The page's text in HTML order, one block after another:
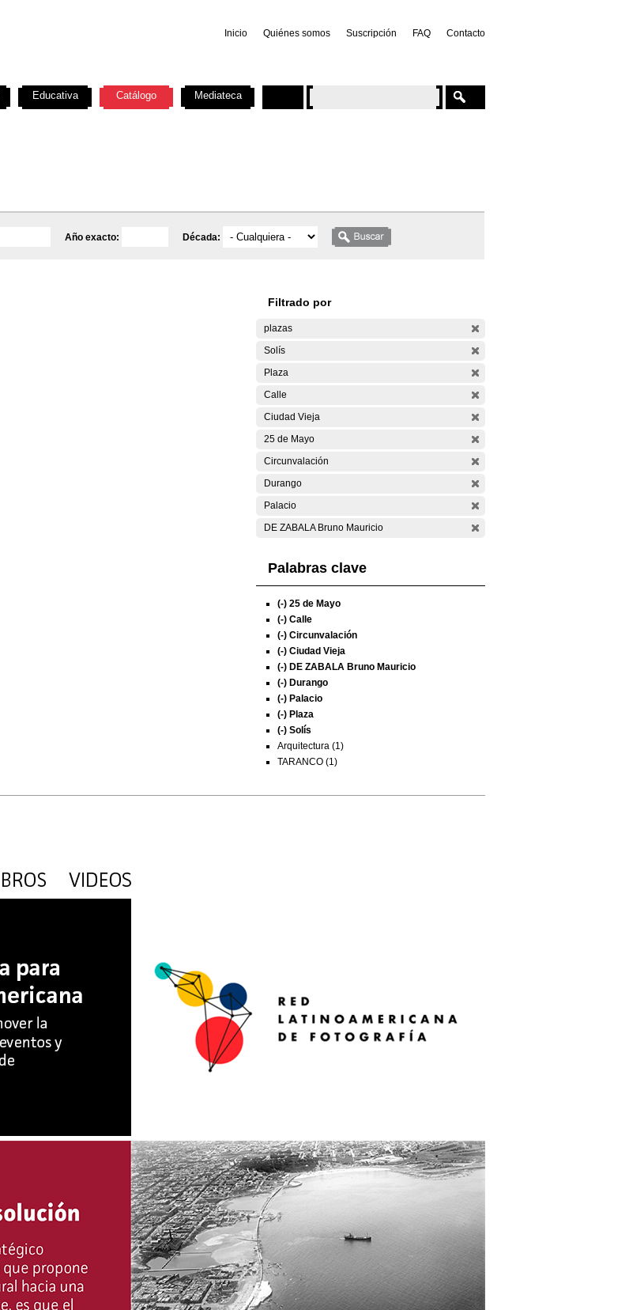
Inicio Quiénes somos Suscripción FAQ Contacto
Año exacto: Década:
Filtrado por
plazas
Solís
Plaza
Calle
Ciudad Vieja
25 de Mayo
Circunvalación
Durango
Palacio
DE ZABALA Bruno Mauricio
Palabras clave
(-) 25 de Mayo
(-) Calle
(-) Circunvalación
(-) Ciudad Vieja
(-) DE ZABALA Bruno Mauricio
(-) Durango
(-) Palacio
(-) Plaza
(-) Solís
Arquitectura (1)
TARANCO (1)
Educativa Catálogo Mediateca